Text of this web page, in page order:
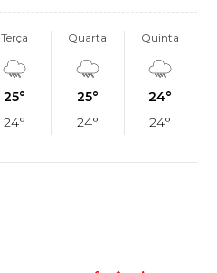
Terça
25°
24°
Quarta
25°
24°
Quinta
24°
24°